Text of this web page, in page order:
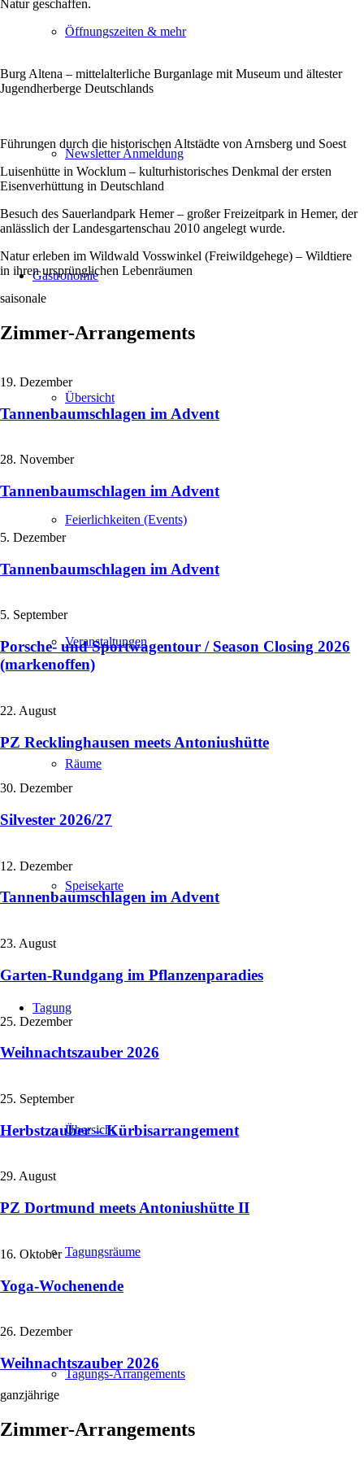
Öffnungszeiten & mehr
Newsletter Anmeldung
Gastronomie
Übersicht
Feierlichkeiten (Events)
Veranstaltungen
Räume
Speisekarte
Tagung
Übersicht
Tagungsräume
Tagungs-Arrangements
Natur geschaffen.
Burg Altena – mittelalterliche Burganlage mit Museum und ältester
Jugendherberge Deutschlands
Führungen durch die historischen Altstädte von Arnsberg und Soest
Luisenhütte in Wocklum – kulturhistorisches Denkmal der ersten
Eisenverhüttung in Deutschland
Besuch des Sauerlandpark Hemer – großer Freizeitpark in Hemer, der
anlässlich der Landesgartenschau 2010 angelegt wurde.
Natur erleben im Wildwald Vosswinkel (Freiwildgehege) – Wildtiere
in ihren ursprünglichen Lebenräumen
saisonale
Zimmer-Arrangements
19. Dezember
Tannenbaumschlagen im Advent
28. November
Tannenbaumschlagen im Advent
5. Dezember
Tannenbaumschlagen im Advent
5. September
Porsche- und Sportwagentour / Season Closing 2026
(markenoffen)
22. August
PZ Recklinghausen meets Antoniushütte
30. Dezember
Silvester 2026/27
12. Dezember
Tannenbaumschlagen im Advent
23. August
Garten-Rundgang im Pflanzenparadies
25. Dezember
Weihnachtszauber 2026
25. September
Herbstzauber – Kürbisarrangement
29. August
PZ Dortmund meets Antoniushütte II
16. Oktober
Yoga-Wochenende
26. Dezember
Weihnachtszauber 2026
ganzjährige
Zimmer-Arrangements